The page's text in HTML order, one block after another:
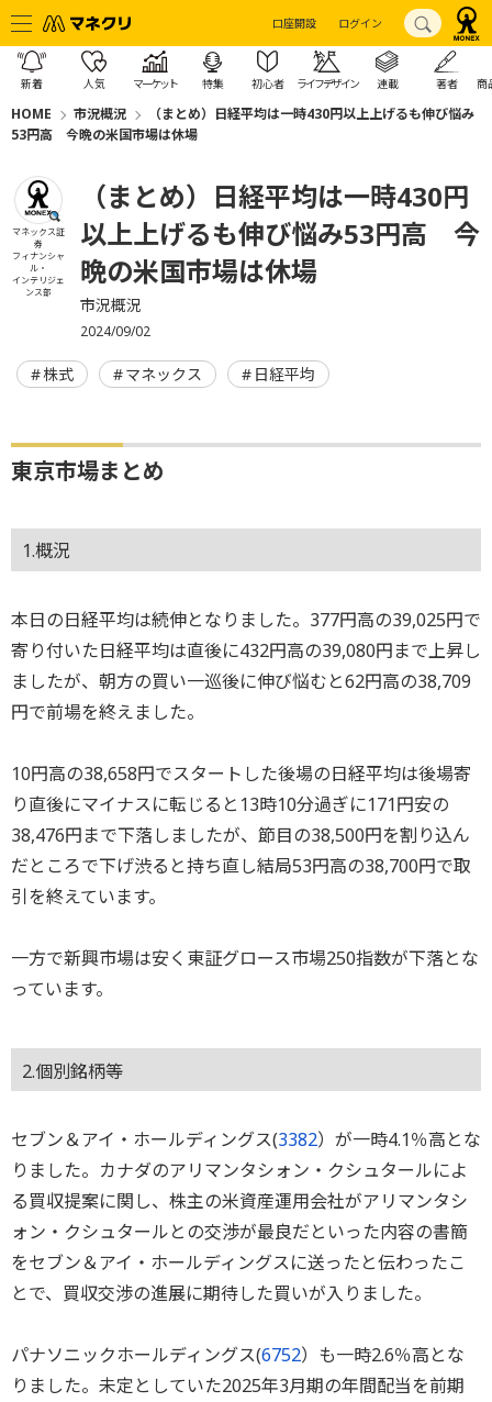
口座開設 ログイン
新着 人気 マーケット 特集 初心者 ライフデザイン 連載 著者 商
HOME 市況概況
（まとめ）日経平均は一時430円以上上げるも伸び悩み
53円高 今晩の米国市場は休場
マネックス証
券
フィナンシャ
ル・
インテリジェ
ンス部
（まとめ）日経平均は一時430円
以上上げるも伸び悩み53円高 今
晩の米国市場は休場
市況概況
2024/09/02
株式 マネックス 日経平均
東京市場まとめ
1.概況
本日の日経平均は続伸となりました。377円高の39,025円で
寄り付いた日経平均は直後に432円高の39,080円まで上昇し
ましたが、朝方の買い一巡後に伸び悩むと62円高の38,709
円で前場を終えました。
10円高の38,658円でスタートした後場の日経平均は後場寄
り直後にマイナスに転じると13時10分過ぎに171円安の
38,476円まで下落しましたが、節目の38,500円を割り込ん
だところで下げ渋ると持ち直し結局53円高の38,700円で取
引を終えています。
一方で新興市場は安く東証グロース市場250指数が下落とな
っています。
2.個別銘柄等
セブン＆アイ・ホールディングス(3382）が一時4.1％高とな
りました。カナダのアリマンタシォン・クシュタールによ
る買収提案に関し、株主の米資産運用会社がアリマンタシ
ォン・クシュタールとの交渉が最良だといった内容の書簡
をセブン＆アイ・ホールディングスに送ったと伝わったこ
とで、買収交渉の進展に期待した買いが入りました。
パナソニックホールディングス(6752）も一時2.6％高とな
りました。未定としていた2025年3月期の年間配当を前期